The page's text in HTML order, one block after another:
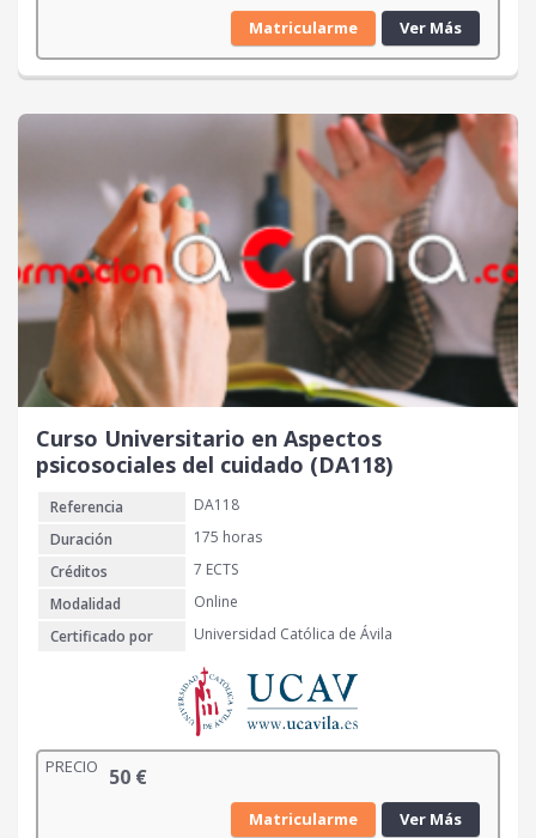
Matricularme Ver Más
Curso Universitario en Aspectos
psicosociales del cuidado (DA118)
Referencia
DA118
Duración
175 horas
Créditos
7 ECTS
Modalidad
Online
Certificado por
Universidad Católica de Ávila
PRECIO 50 €
Matricularme Ver Más